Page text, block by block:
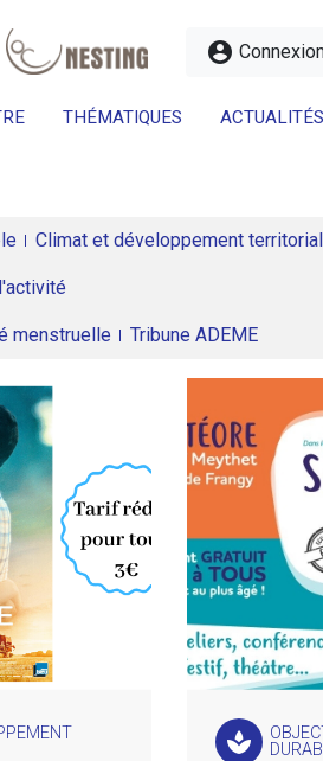
account_circle
THÉMATIQUES ACTUALITÉS
Climat et développement territorial
menstruelle Tribune ADEME
spa